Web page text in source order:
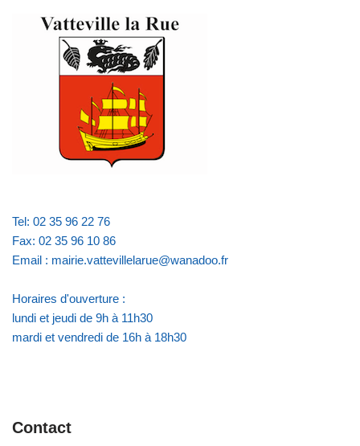
Tel: 02 35 96 22 76
Fax: 02 35 96 10 86
Email : mairie.vattevillelarue@wanadoo.fr
Horaires d'ouverture :
lundi et jeudi de 9h à 11h30
mardi et vendredi de 16h à 18h30
Contact